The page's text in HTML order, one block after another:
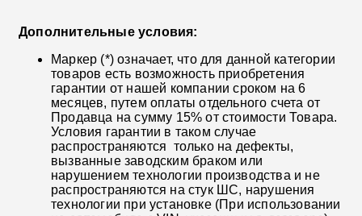
Дополнительные условия:
Маркер (*) означает, что для данной категории
товаров есть возможность приобретения
гарантии от нашей компании сроком на 6
месяцев, путем оплаты отдельного счета от
Продавца на сумму 15% от стоимости Товара.
Условия гарантии в таком случае
распространяются только на дефекты,
вызванные заводским браком или
нарушением технологии производства и не
распространяются на стук ШС, нарушения
технологии при установке (При использовании